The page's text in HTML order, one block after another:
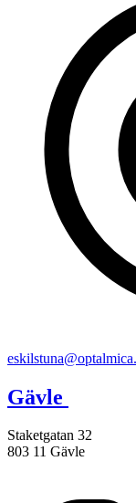
Gävle
Staketgatan 32
803 11 Gävle